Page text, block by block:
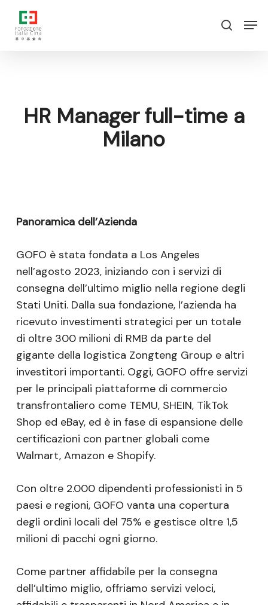
contenuto
ricerca
HR Manager full-time a
Milano
Panoramica dell’Azienda
GOFO è stata fondata a Los Angeles
nell’agosto 2023, iniziando con i servizi di
consegna dell’ultimo miglio nella regione degli
Stati Uniti. Dalla sua fondazione, l’azienda ha
ricevuto investimenti strategici per un totale
di oltre 300 milioni di RMB da parte del
gigante della logistica Zongteng Group e altri
investitori importanti. Oggi, GOFO offre servizi
per le principali piattaforme di commercio
transfrontaliero come TEMU, SHEIN, TikTok
Shop ed eBay, ed è in fase di espansione delle
certificazioni con partner globali come
Walmart, Amazon e Shopify.
Con oltre 2.000 dipendenti professionisti in 5
paesi e regioni, GOFO vanta una copertura
degli ordini locali del 75% e gestisce oltre 1,5
milioni di pacchi ogni giorno.
Come partner affidabile per la consegna
dell’ultimo miglio, offriamo servizi veloci,